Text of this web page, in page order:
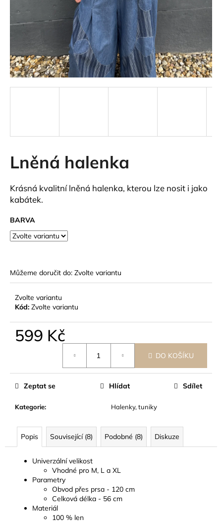
Lněná halenka
Krásná kvalitní lněná halenka, kterou lze nosit i jako
kabátek.
BARVA
Můžeme doručit do: Zvolte variantu
Zvolte variantu
Kód: Zvolte variantu
599 Kč
DO KOŠÍKU
Kategorie: Halenky, tuniky
Zeptat se Hlídat Sdílet
Popis Související (8) Podobné (8) Diskuze
Univerzální velikost
Vhodné pro M, L a XL
Parametry
Obvod přes prsa - 120 cm
Celková délka - 56 cm
Materiál
100 % len
a
j
t
?
D
o
o
r
č
u
m
e